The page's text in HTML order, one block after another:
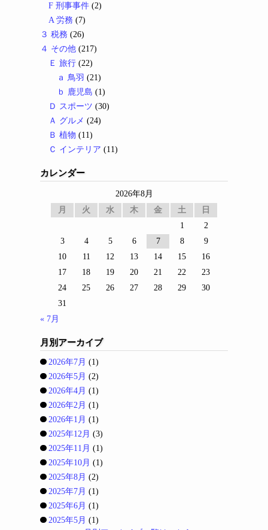
F 刑事事件 (2)
A 労務 (7)
３ 税務 (26)
４ その他 (217)
Ｅ 旅行 (22)
ａ 鳥羽 (21)
ｂ 鹿児島 (1)
Ｄ スポーツ (30)
Ａ グルメ (24)
Ｂ 植物 (11)
Ｃ インテリア (11)
カレンダー
2026年8月
月
火 水 木 金 土
日
1
2
3
4 5 6 7 8
9
10
11 12 13 14 15
16
17
18 19 20 21 22
23
24
25 26 27 28 29
30
31
« 7月
月別アーカイブ
2026年7月 (1)
2026年5月 (2)
2026年4月 (1)
2026年2月 (1)
2026年1月 (1)
2025年12月 (3)
2025年11月 (1)
2025年10月 (1)
2025年8月 (2)
2025年7月 (1)
2025年6月 (1)
2025年5月 (1)